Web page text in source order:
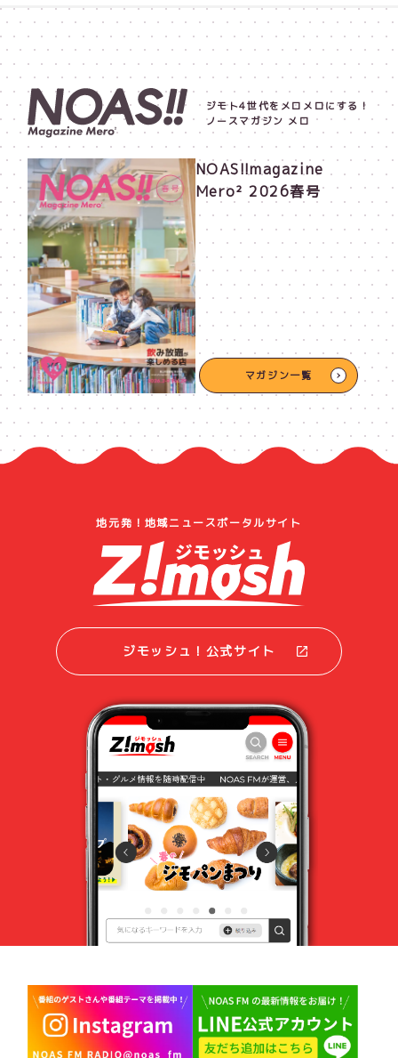
ジモト4世代をメロメロにする！
ノースマガジン メロ
NOAS!!magazine
Mero² 2026春号
マガジン一覧
地元発！地域ニュースポータルサイト
ジモッシュ！公式サイト